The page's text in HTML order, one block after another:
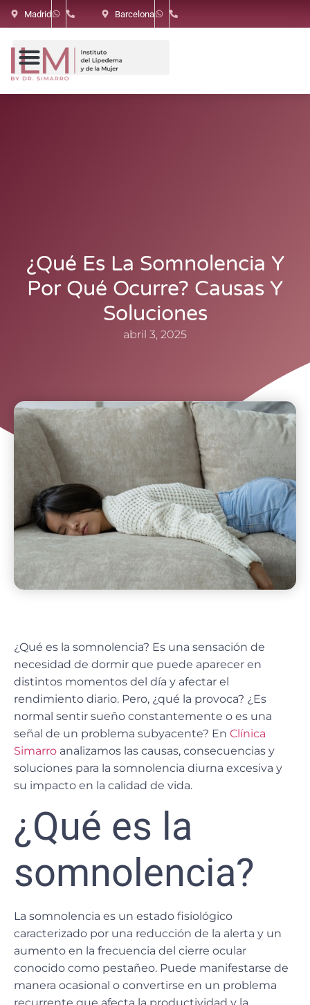
Madrid Barcelona
¿Qué Es La Somnolencia Y
Por Qué Ocurre? Causas Y
Soluciones
abril 3, 2025
¿Qué es la somnolencia? Es una sensación de
necesidad de dormir que puede aparecer en
distintos momentos del día y afectar el
rendimiento diario. Pero, ¿qué la provoca? ¿Es
normal sentir sueño constantemente o es una
señal de un problema subyacente? En Clínica
Simarro analizamos las causas, consecuencias y
soluciones para la somnolencia diurna excesiva y
su impacto en la calidad de vida.
¿Qué es la
somnolencia?
La somnolencia es un estado fisiológico
caracterizado por una reducción de la alerta y un
aumento en la frecuencia del cierre ocular
conocido como pestañeo. Puede manifestarse de
manera ocasional o convertirse en un problema